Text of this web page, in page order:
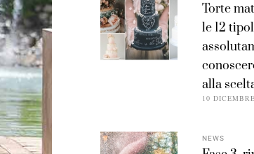
Torte
le 12
alla
10
NEWS